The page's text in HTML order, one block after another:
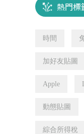
熱門標
時間
加好友貼圖
Apple
動態貼圖
綜合所得稅